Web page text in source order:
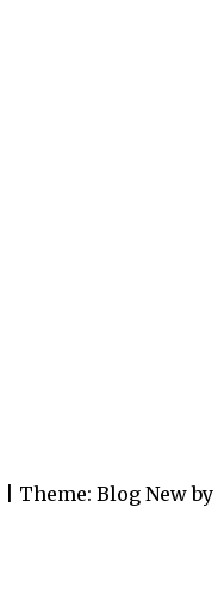
Theme: Blog New by